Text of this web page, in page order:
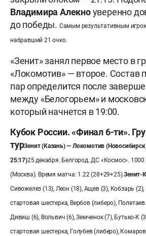
Владимира Алекноуверенно
до победы. Самым результативным
набравший 21 очко.
«Зенит» занял первое место в
«Локомотив» — второе. Состав
пар определится после
между «Белогорьем» и
который начнется в 19:00.
Кубок России. «Финал 6-ти».
турЗенит (Казань) — Локомотив
25:17)25 декабря. Белгород. ДС «Космос». 1000
(Москва). Время матча: 1.22 (28+29+25).Зенит-
Сивожелез (13), Леон (18), Ащев (3), Кобзарь
стартовая шестерка, Вербов (либеро), Полетаев.
Дивиш (6), Вольвич (6), Земченок (7), Бутько-К
стартовая шестерка, Голубев (либеро),